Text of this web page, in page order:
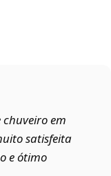
em
satisfeita
e ótimo